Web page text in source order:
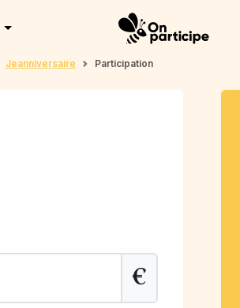
Jeanniversaire Participation
€